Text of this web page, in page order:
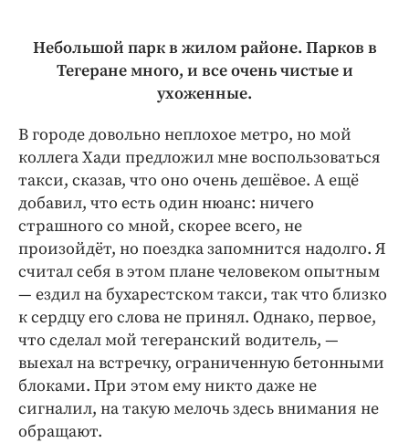
Небольшой парк в жилом районе. Парков в
Тегеране много, и все очень чистые и
ухоженные.
В городе довольно неплохое метро, но мой
коллега Хади предложил мне воспользоваться
такси, сказав, что оно очень дешёвое. А ещё
добавил, что есть один нюанс: ничего
страшного со мной, скорее всего, не
произойдёт, но поездка запомнится надолго. Я
считал себя в этом плане человеком опытным
— ездил на бухарестском такси, так что близко
к сердцу его слова не принял. Однако, первое,
что сделал мой тегеранский водитель, —
выехал на встречку, ограниченную бетонными
блоками. При этом ему никто даже не
сигналил, на такую мелочь здесь внимания не
обращают.